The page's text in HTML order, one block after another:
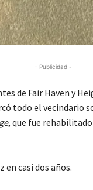
- Publicidad -
de Fair Haven y
todo el vecindario
, que fue
casi dos años.